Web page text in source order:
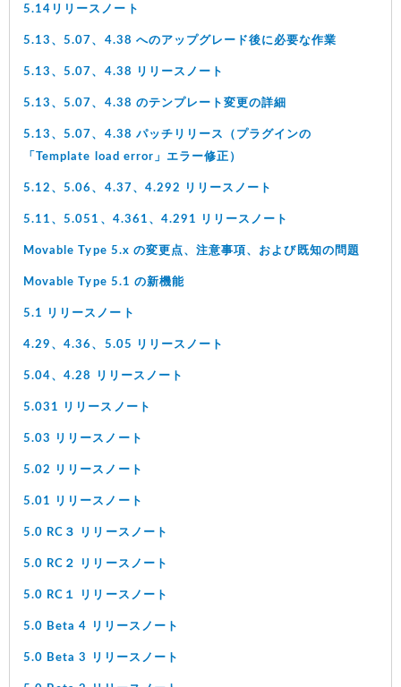
5.14リリースノート
5.13、5.07、4.38 へのアップグレード後に必要な作業
5.13、5.07、4.38 リリースノート
5.13、5.07、4.38 のテンプレート変更の詳細
5.13、5.07、4.38 パッチリリース（プラグインの
「Template load error」エラー修正）
5.12、5.06、4.37、4.292 リリースノート
5.11、5.051、4.361、4.291 リリースノート
Movable Type 5.x の変更点、注意事項、および既知の問題
Movable Type 5.1 の新機能
5.1 リリースノート
4.29、4.36、5.05 リリースノート
5.04、4.28 リリースノート
5.031 リリースノート
5.03 リリースノート
5.02 リリースノート
5.01 リリースノート
5.0 RC３ リリースノート
5.0 RC２ リリースノート
5.0 RC１ リリースノート
5.0 Beta 4 リリースノート
5.0 Beta 3 リリースノート